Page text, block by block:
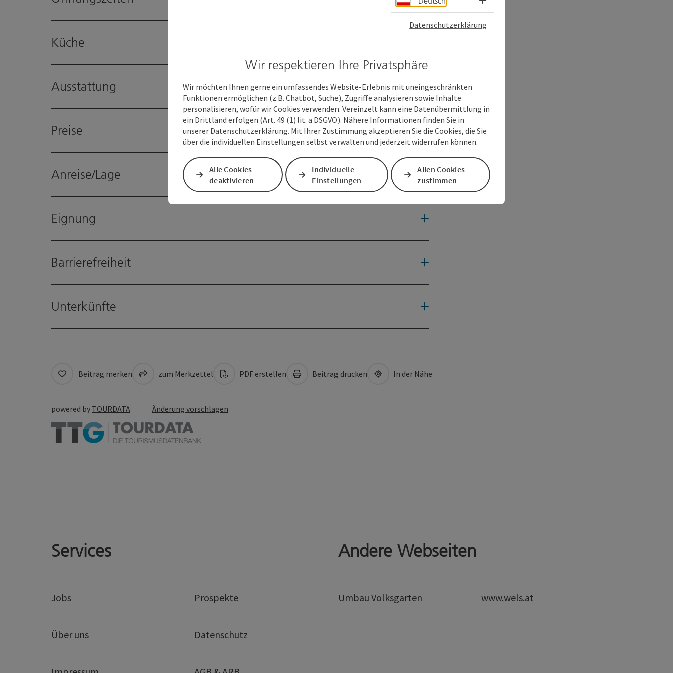
Küche
Ausstattung
Preise
Anreise/Lage
Eignung
Barrierefreiheit
Unterkünfte
Beitrag merken zum Merkzettel PDF erstellen Beitrag drucken In der Nähe
powered by TOURDATA Änderung vorschlagen
Services
Jobs Prospekte
Über uns Datenschutz
Andere Webseiten
Umbau Volksgarten www.wels.at
Datenschutzerklärung
Wir respektieren Ihre Privatsphäre
Wir möchten Ihnen gerne ein umfassendes Website-Erlebnis mit uneingeschränkten
Funktionen ermöglichen (z.B. Chatbot, Suche), Zugriffe analysieren sowie Inhalte
personalisieren, wofür wir Cookies verwenden. Vereinzelt kann eine Datenübermittlung in
ein Drittland erfolgen (Art. 49 (1) lit. a DSGVO). Nähere Informationen finden Sie in
unserer Datenschutzerklärung. Mit Ihrer Zustimmung akzeptieren Sie die Cookies, die Sie
über die individuellen Einstellungen selbst verwalten und jederzeit widerrufen können.
Alle Cookies
deaktivieren
Individuelle
Einstellungen
Allen Cookies
zustimmen